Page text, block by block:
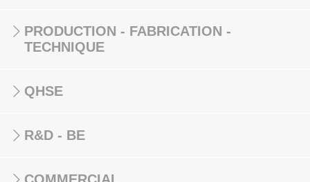
PRODUCTION - FABRICATION -
TECHNIQUE
QHSE
R&D - BE